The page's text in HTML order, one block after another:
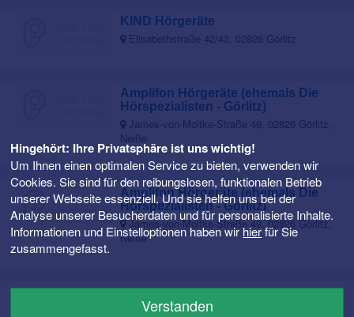
KIND Hörgeräte
Elisabethstraße 42/43, 02826 Görlitz
Amplifon Hörgeräte (ehemals Die
Hörspezialisten - Görlitz)
James-von-Moltke-Straße 49, 02826 Görlitz,
Neiße
Amplifon Hörgeräte (ehemals Die
Hörspezialisten - Görlitz)
James-von-Moltke-Straße 49, 02826 Görlitz,
Neiße
Alle Hörgeräteakustiker in Görlitz und Umgebung
Hingehört: Ihre Privatsphäre ist uns wichtig!
Um Ihnen einen optimalen Service zu bieten, verwenden wir
Cookies. Sie sind für den reibungslosen, funktionalen Betrieb
unserer Webseite essenziell. Und sie helfen uns bei der
Analyse unserer Besucherdaten und für personalisierte Inhalte.
Informationen und Einstelloptionen haben wirhierfür Sie
zusammengefasst.
Verstanden